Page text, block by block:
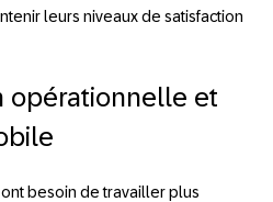
leurs niveaux de satisfaction
opérationnelle et
besoin de travailler plus